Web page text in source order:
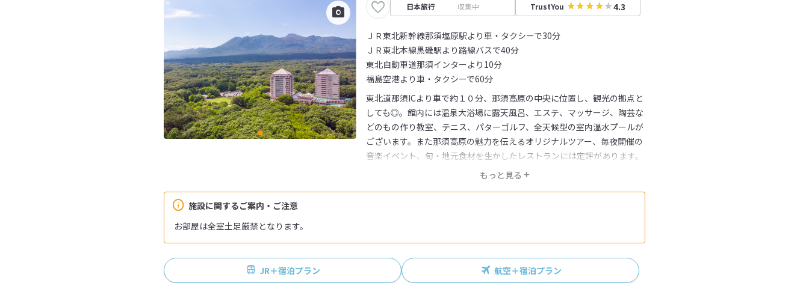
日本旅行 収集中 TrustYou 4.3
ＪＲ東北新幹線那須塩原駅より車・タクシーで30分
ＪＲ東北本線黒磯駅より路線バスで40分
東北自動車道那須インターより10分
福島空港より車・タクシーで60分
施設に関するご案内・ご注意
お部屋は全室土足厳禁となります。
もっと見る
東北道那須ICより車で約１０分、那須高原の中央に位置し、観光の拠点と
しても◎。館内には温泉大浴場に露天風呂、エステ、マッサージ、陶芸な
どのもの作り教室、テニス、パターゴルフ、全天候型の室内温水プールが
ございます。また那須高原の魅力を伝えるオリジナルツアー、毎夜開催の
音楽イベント、旬・地元食材を生かしたレストランには定評があります。
JR＋宿泊プラン 航空＋宿泊プラン